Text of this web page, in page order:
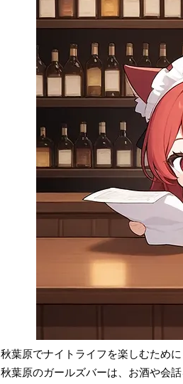
秋葉原でナイトライフを楽しむために
秋葉原のガールズバーは、お酒や会